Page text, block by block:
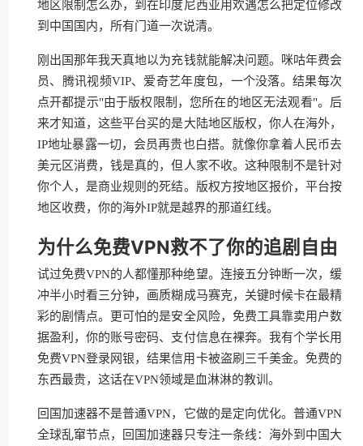
地区限制怎么办，到在印度尼西亚用欢遇怎么把定位修改
到中国国内，所有门道一次说清。
刚出国那年我天真地以为充钱就能解决问题。咪咕年费会
员、腾讯视频VIP、爱奇艺年度包，一个没落。结果每次
点开都提示"由于版权限制，您所在的地区无法观看"。后
来才知道，这些平台买的是大陆地区版权，你人在海外，
IP地址暴露一切，会员再贵也白搭。就像你拿着人民币去
美元区消费，钱是真的，但人家不收。这种限制不是针对
你个人，是商业规则的死结。版权方按地区报价，平台按
地区收费，你的海外IP就是越界的那道红线。
为什么免费VPN救不了你的追剧自由
试过免费VPN的人都懂那种绝望。连接五分钟断一次，缓
冲半小时看三分钟，画质糊成马赛克，关键时候卡在最精
彩的剧情点。更可怕的是安全风险，免费工具靠卖用户数
据盈利，你的账号密码、支付信息在裸奔。我有个学长用
免费VPN登录网银，结果信用卡被盗刷三千美金。免费的
东西最贵，这话在VPN领域是血淋淋的教训。
回国加速器不是普通VPN，它做的是定向优化。普通VPN
全球乱窜节点，回国加速器只专注一条线：海外到中国大